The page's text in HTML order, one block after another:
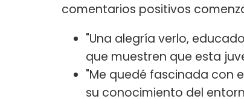
comentarios positivos
"Una alegría verlo,
que muestren que esta
"Me quedé fascinada con
su conocimiento del